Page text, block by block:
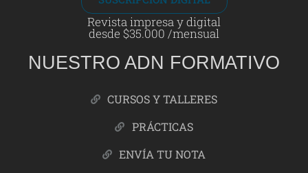
Revista impresa y digital
desde $35.000 /mensual
NUESTRO ADN FORMATIVO
CURSOS Y TALLERES
PRÁCTICAS
ENVÍA TU NOTA